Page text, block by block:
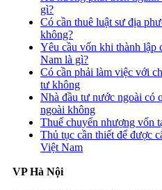
gì?
Có cần thuê luật sư địa
không?
Yêu cầu vốn khi thành lập
Nam là gì?
Có cần phải làm việc với
tư không
Nhà đầu tư nước ngoài có
ngoài không
Thuế chuyển nhượng vốn
Thủ tục cần thiết để được
Việt Nam
VP Hà Nội